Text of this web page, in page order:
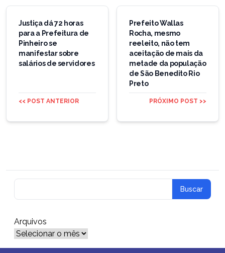
Navegação
Post
Justiça dá 72 horas
para a Prefeitura de
Pinheiro se
manifestar sobre
salários de servidores
<< POST ANTERIOR
Prefeito Wallas
Rocha, mesmo
reeleito, não tem
aceitação de mais da
metade da população
de São Benedito Rio
Preto
PRÓXIMO POST >>
Arquivos
Arquivos